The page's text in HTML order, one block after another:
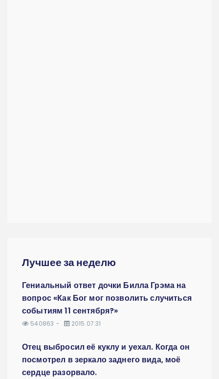
Лучшее за неделю
Гениальный ответ дочки Билла Грэма на
вопрос «Как Бог мог позволить случиться
событиям 11 сентября?»
540863 2015.07.31
Отец выбросил её куклу и уехал. Когда он
посмотрел в зеркало заднего вида, моё
сердце разорвало.